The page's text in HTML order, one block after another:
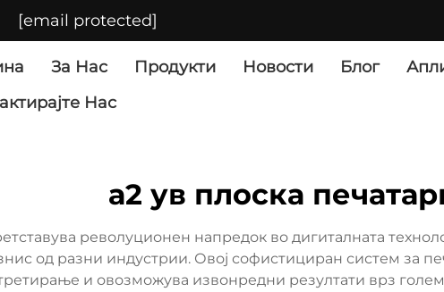
[email protected]
За Нас Продукти Новости Блог
Нас
а2 ув плоска
револуционен напредок во дигиталната
од разни индустрии. Овој софистициран систем за
и овозможува извонредни резултати врз